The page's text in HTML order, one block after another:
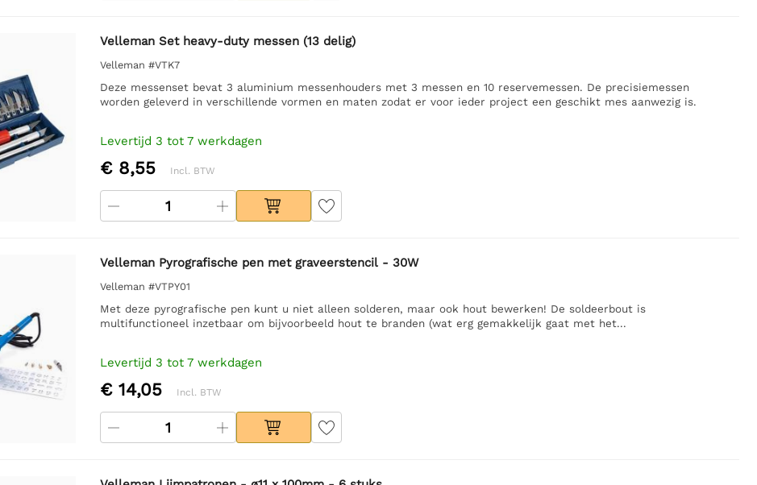
Velleman Set heavy-duty messen (13 delig)
Velleman #VTK7
Deze messenset bevat 3 aluminium messenhouders met 3 messen en 10 reservemessen. De precisiemessen
worden geleverd in verschillende vormen en maten zodat er voor ieder project een geschikt mes aanwezig is.
Levertijd 3 tot 7 werkdagen
€ 8,55 Incl. BTW
Velleman Pyrografische pen met graveerstencil - 30W
Velleman #VTPY01
Met deze pyrografische pen kunt u niet alleen solderen, maar ook hout bewerken! De soldeerbout is
multifunctioneel inzetbaar om bijvoorbeeld hout te branden (wat erg gemakkelijk gaat met het...
Levertijd 3 tot 7 werkdagen
€ 14,05 Incl. BTW